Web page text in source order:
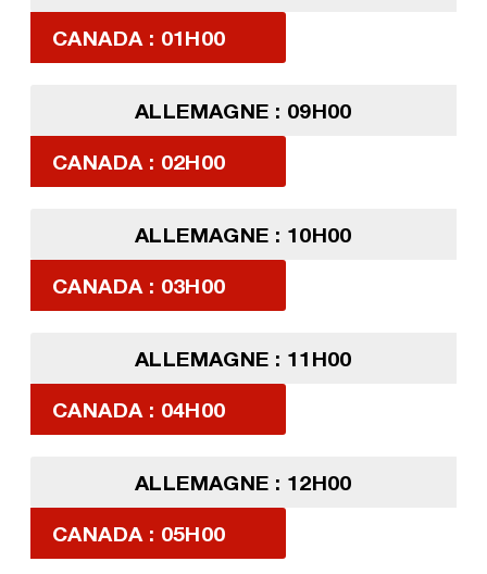
CANADA : 01H00
ALLEMAGNE : 09H00
CANADA : 02H00
ALLEMAGNE : 10H00
CANADA : 03H00
ALLEMAGNE : 11H00
CANADA : 04H00
ALLEMAGNE : 12H00
CANADA : 05H00